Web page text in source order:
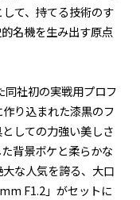
て、持てる技術のす
名機を生み出す原点
同社初の実戦用プロフ
り込まれた漆黒のフ
しての力強い美しさ
背景ボケと柔らかな
な人気を誇る、大口
F1.2」がセットに